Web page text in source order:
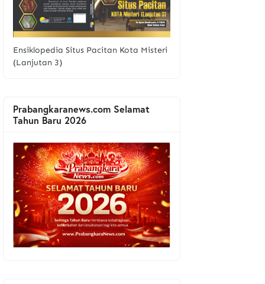
Ensiklopedia Situs Pacitan Kota Misteri
(Lanjutan 3)
Prabangkaranews.com Selamat
Tahun Baru 2026